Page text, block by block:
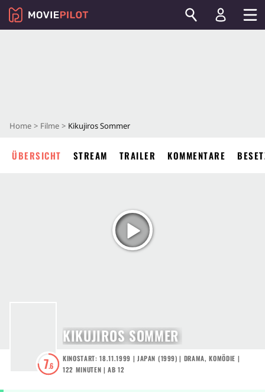
Home Filme Kikujiros Sommer
ÜBERSICHT STREAM TRAILER KOMMENTARE
7.6
KIKUJIROS SOMMER
KINOSTART: 18.11.1999 | JAPAN (1999) | DRAMA,KOMÖDIE |
122 MINUTEN |AB 12